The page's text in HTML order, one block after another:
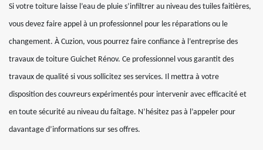
Si votre toiture laisse l’eau de pluie s’infiltrer au niveau des tuiles faitières,
vous devez faire appel à un professionnel pour les réparations ou le
changement. À Cuzion, vous pourrez faire confiance à l’entreprise des
travaux de toiture Guichet Rénov. Ce professionnel vous garantit des
travaux de qualité si vous sollicitez ses services. Il mettra à votre
disposition des couvreurs expérimentés pour intervenir avec efficacité et
en toute sécurité au niveau du faîtage. N’hésitez pas à l’appeler pour
davantage d’informations sur ses offres.